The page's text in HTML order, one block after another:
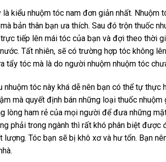
là kiểu nhuộm tóc nam đơn giản nhất. Nhuộm
bản thân bạn ưa thích. Sau đó trộn thuốc
tiếp lên mái tóc của bạn và đợi theo thời
Tất nhiên, sẽ có trường hợp tóc không
tẩy tóc mà là do người nhuộm nhuộm tóc
nhuộm tóc này khá dễ nên bạn có thể tự thực
mà quyết định bán những loại thuốc
lòng ham rẻ của mọi người để đưa những
phải trong ngành thì rất khó phân biệt được
lượng. Tóc bạn sẽ bị khô xơ và hư tổn. Bạn